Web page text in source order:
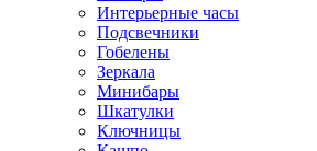
Интерьерные часы
Подсвечники
Гобелены
Зеркала
Минибары
Шкатулки
Ключницы